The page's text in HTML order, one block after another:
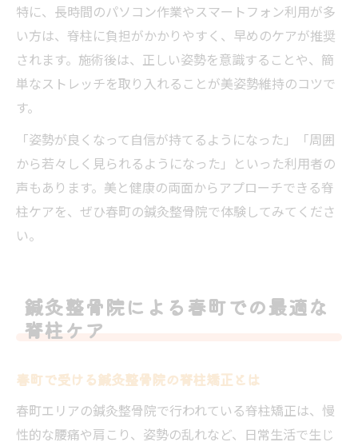
特に、長時間のパソコン作業やスマートフォン利用が多
い方は、脊柱に負担がかかりやすく、早めのケアが推奨
されます。施術後は、正しい姿勢を意識することや、簡
単なストレッチを取り入れることが美姿勢維持のコツで
す。
「姿勢が良くなって自信が持てるようになった」「周囲
から若々しく見られるようになった」といった利用者の
声もあります。美と健康の両面からアプローチできる脊
柱ケアを、ぜひ春町の鍼灸整骨院で体験してみてくださ
い。
鍼灸整骨院による春町での最適な
脊柱ケア
春町で受ける鍼灸整骨院の脊柱矯正とは
春町エリアの鍼灸整骨院で行われている脊柱矯正は、慢
性的な腰痛や肩こり、姿勢の乱れなど、日常生活で生じ